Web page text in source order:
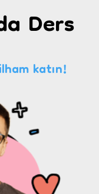
Ders
katın!